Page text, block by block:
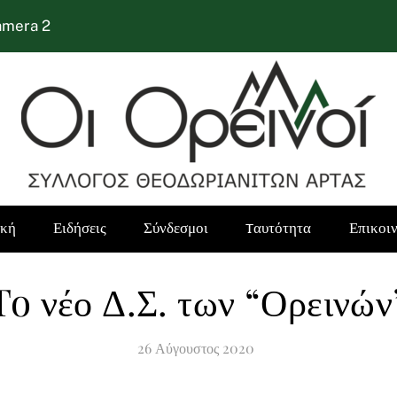
2
Ειδήσεις Σύνδεσμοι Tαυτότητα
νέο Δ.Σ. των
26 Αύγουστος 2020